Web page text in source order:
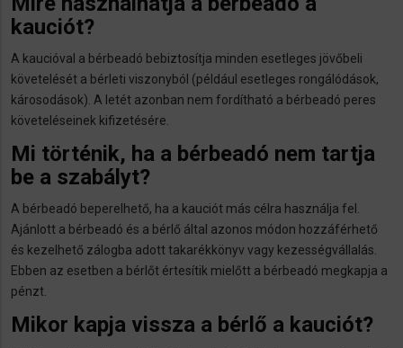
kauciót?
A kaucióval a bérbeadó bebiztosítja minden esetleges jövőbeli
követelését a bérleti viszonyból (például esetleges rongálódások,
károsodások). A letét azonban nem fordítható a bérbeadó peres
követeléseinek kifizetésére.
Mi történik, ha a bérbeadó nem tartja
be a szabályt?
A bérbeadó beperelhető, ha a kauciót más célra használja fel.
Ajánlott a bérbeadó és a bérlő által azonos módon hozzáférhető
és kezelhető zálogba adott takarékkönyv vagy kezességvállalás.
Ebben az esetben a bérlőt értesítik mielőtt a bérbeadó megkapja a
pénzt.
Mikor kapja vissza a bérlő a kauciót?